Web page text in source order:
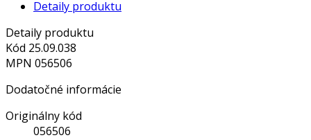
Detaily produktu
Detaily produktu
Kód 25.09.038
MPN 056506
Dodatočné informácie
Originálny kód
056506